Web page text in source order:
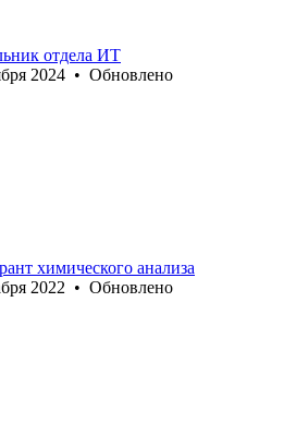
отдела ИТ
2024 • Обновлено
химического анализа
2022 • Обновлено